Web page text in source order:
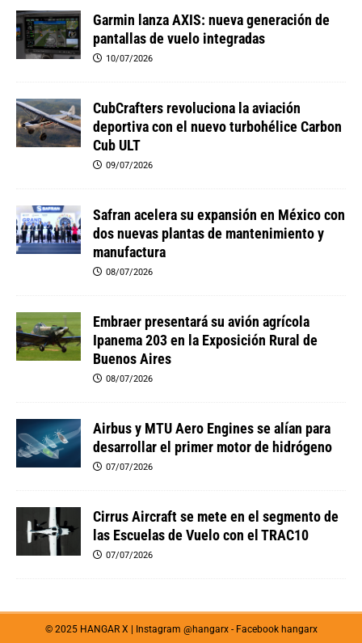
Garmin lanza AXIS: nueva generación de
pantallas de vuelo integradas
10/07/2026
CubCrafters revoluciona la aviación
deportiva con el nuevo turbohélice Carbon
Cub ULT
09/07/2026
Safran acelera su expansión en México con
dos nuevas plantas de mantenimiento y
manufactura
08/07/2026
Embraer presentará su avión agrícola
Ipanema 203 en la Exposición Rural de
Buenos Aires
08/07/2026
Airbus y MTU Aero Engines se alían para
desarrollar el primer motor de hidrógeno
07/07/2026
Cirrus Aircraft se mete en el segmento de
las Escuelas de Vuelo con el TRAC10
07/07/2026
© 2025 HANGAR X | Instagram @hangarx- Facebook hangarx